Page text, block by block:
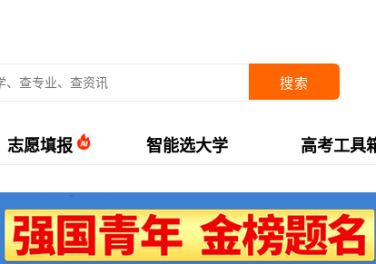
搜索
志愿填报 智能选大学 高考工具